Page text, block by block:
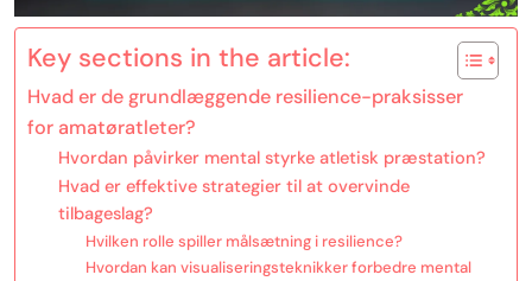
Key sections in the article:
Hvad er de grundlæggende resilience-praksisser
for amatøratleter?
Hvordan påvirker mental styrke atletisk præstation?
Hvad er effektive strategier til at overvinde
tilbageslag?
Hvilken rolle spiller målsætning i resilience?
Hvordan kan visualiseringsteknikker forbedre mental